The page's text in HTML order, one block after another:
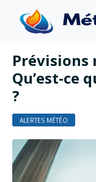
Prévisions
Qu’est-ce
?
ALERTES MÉTÉO